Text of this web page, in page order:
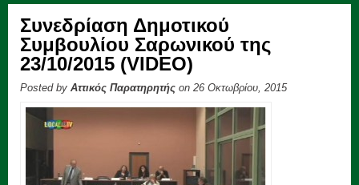
Συνεδρίαση Δημοτικού
Συμβουλίου Σαρωνικού της
23/10/2015 (VIDEO)
Posted by Αττικός Παρατηρητής on 26 Οκτωβρίου, 2015